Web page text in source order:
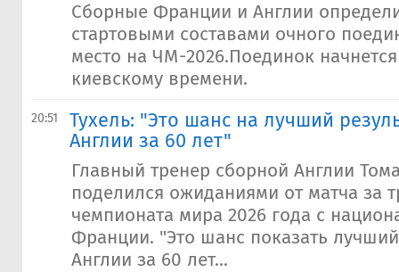
Сборные Франции и Англии
стартовыми составами очного
место на ЧМ-2026.Поединок
киевскому времени.
20:51
Тухель: "Это шанс на лучший
Англии за 60 лет"
Главный тренер сборной Англии
поделился ожиданиями от матча за
чемпионата мира 2026 года с
Франции. "Это шанс показать лучший
Англии за 60 лет...